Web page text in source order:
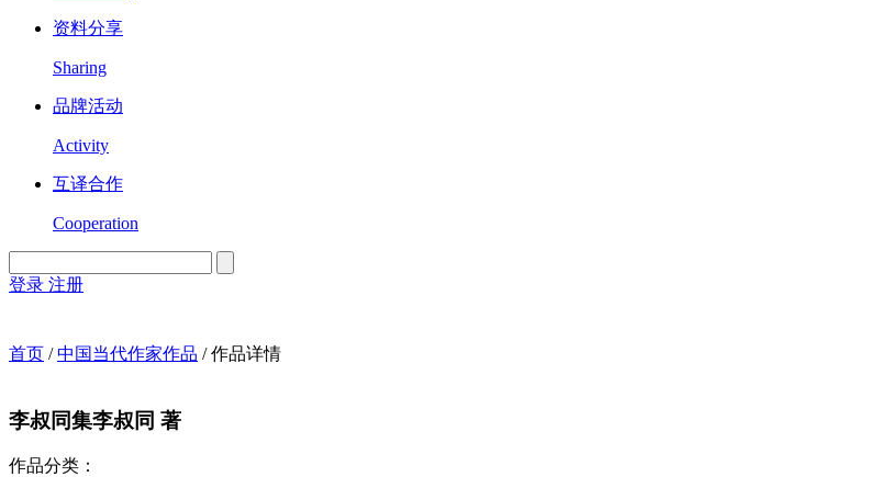
资料分享
Sharing
品牌活动
Activity
互译合作
Cooperation
登录 注册
首页 / 中国当代作家作品 / 作品详情
李叔同集李叔同 著
作品分类：